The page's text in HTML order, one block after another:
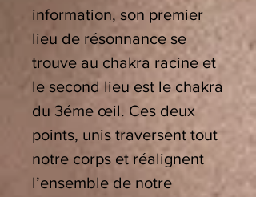
information, son premier
lieu de résonnance se
trouve au chakra racine et
le second lieu est le chakra
du 3éme œil. Ces deux
points, unis traversent tout
notre corps et réalignent
l’ensemble de notre